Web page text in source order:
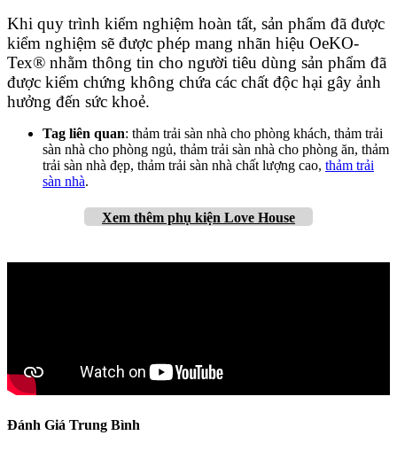
Khi quy trình kiểm nghiệm hoàn tất, sản phẩm đã được
kiểm nghiệm sẽ được phép mang nhãn hiệu OeKO-
Tex® nhằm thông tin cho người tiêu dùng sản phẩm đã
được kiểm chứng không chứa các chất độc hại gây ảnh
hưởng đến sức khoẻ.
Tag liên quan: thảm trải sàn nhà cho phòng khách, thảm trải
sàn nhà cho phòng ngủ, thảm trải sàn nhà cho phòng ăn, thảm
trải sàn nhà đẹp, thảm trải sàn nhà chất lượng cao, thảm trải
sàn nhà.
Xem thêm phụ kiện Love House
Đánh Giá Trung Bình